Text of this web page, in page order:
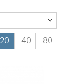
20 40 80